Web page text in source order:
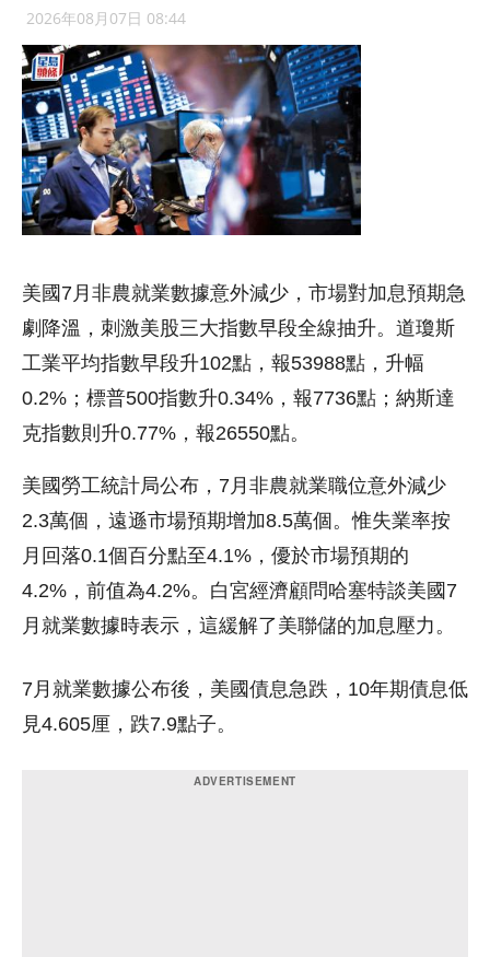
2026年08月07日 08:44
美國7月非農就業數據意外減少，市場對加息預期急
劇降溫，刺激美股三大指數早段全線抽升。道瓊斯
工業平均指數早段升102點，報53988點，升幅
0.2%；標普500指數升0.34%，報7736點；納斯達
克指數則升0.77%，報26550點。
美國勞工統計局公布，7月非農就業職位意外減少
2.3萬個，遠遜市場預期增加8.5萬個。惟失業率按
月回落0.1個百分點至4.1%，優於市場預期的
4.2%，前值為4.2%。白宮經濟顧問哈塞特談美國7
月就業數據時表示，這緩解了美聯儲的加息壓力。
7月就業數據公布後，美國債息急跌，10年期債息低
見4.605厘，跌7.9點子。